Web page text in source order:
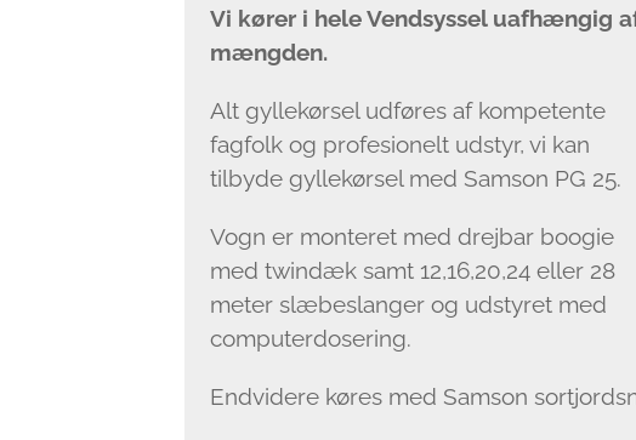
Vi kører i hele Vendsyssel uafhængig
mængden.
Alt gyllekørsel udføres af kompetente
fagfolk og profesionelt udstyr, vi kan
tilbyde gyllekørsel med Samson PG 25.
Vogn er monteret med drejbar boogie
med twindæk samt 12,16,20,24 eller 28
meter slæbeslanger og udstyret med
computerdosering.
Endvidere køres med Samson